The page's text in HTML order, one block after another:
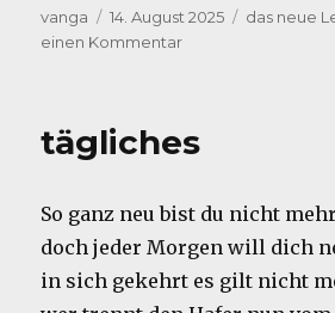
Autor
vanga
Veröffentlicht
am
14. August 2025 Kategorien
das neue
einen Kommentarzu
tägliches
So ganz neu bist du nicht mehr
doch jeder Morgen will dich
in sich gekehrt es gilt nicht